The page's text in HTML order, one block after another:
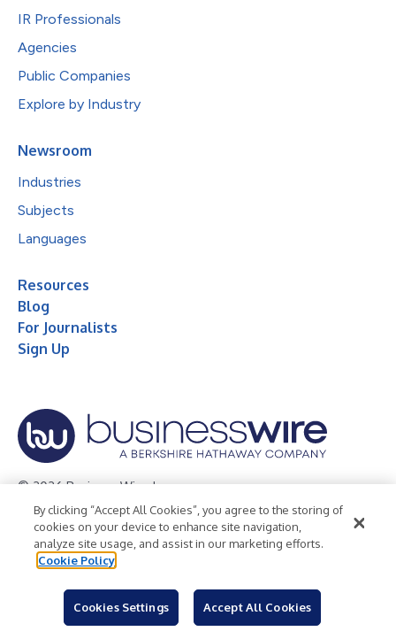
IR Professionals
Agencies
Public Companies
Explore by Industry
Newsroom
Industries
Subjects
Languages
Resources
Blog
For Journalists
Sign Up
© 2026 Business Wire, Inc.
Privacy Policy Cookie Policy
Accessibility Statement
Terms of Use
Legal
By clicking “Accept All Cookies”, you agree to the storing of
cookies on your device to enhance site navigation,
analyze site usage, and assist in our marketing efforts.
Cookie Policy
Cookies Settings Accept All Cookies